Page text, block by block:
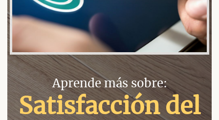
Aprende más sobre:
Satisfacción del